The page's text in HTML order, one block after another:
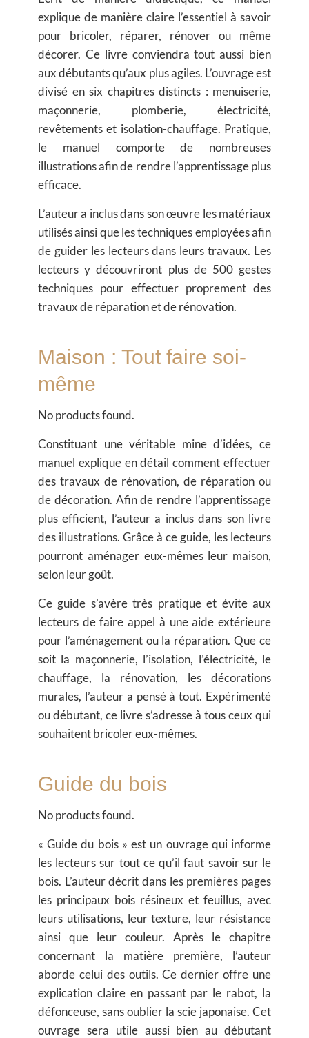
explique de manière claire l’essentiel à savoir
pour bricoler, réparer, rénover ou même
décorer. Ce livre conviendra tout aussi bien
aux débutants qu’aux plus agiles. L’ouvrage est
divisé en six chapitres distincts : menuiserie,
maçonnerie, plomberie, électricité,
revêtements et isolation-chauffage. Pratique,
le manuel comporte de nombreuses
illustrations afin de rendre l’apprentissage plus
efficace.
L’auteur a inclus dans son œuvre les matériaux
utilisés ainsi que les techniques employées afin
de guider les lecteurs dans leurs travaux. Les
lecteurs y découvriront plus de 500 gestes
techniques pour effectuer proprement des
travaux de réparation et de rénovation.
Maison : Tout faire soi-
même
No products found.
Constituant une véritable mine d’idées, ce
manuel explique en détail comment effectuer
des travaux de rénovation, de réparation ou
de décoration. Afin de rendre l’apprentissage
plus efficient, l’auteur a inclus dans son livre
des illustrations. Grâce à ce guide, les lecteurs
pourront aménager eux-mêmes leur maison,
selon leur goût.
Ce guide s’avère très pratique et évite aux
lecteurs de faire appel à une aide extérieure
pour l’aménagement ou la réparation. Que ce
soit la maçonnerie, l’isolation, l’électricité, le
chauffage, la rénovation, les décorations
murales, l’auteur a pensé à tout. Expérimenté
ou débutant, ce livre s’adresse à tous ceux qui
souhaitent bricoler eux-mêmes.
Guide du bois
No products found.
« Guide du bois » est un ouvrage qui informe
les lecteurs sur tout ce qu’il faut savoir sur le
bois. L’auteur décrit dans les premières pages
les principaux bois résineux et feuillus, avec
leurs utilisations, leur texture, leur résistance
ainsi que leur couleur. Après le chapitre
concernant la matière première, l’auteur
aborde celui des outils. Ce dernier offre une
explication claire en passant par le rabot, la
défonceuse, sans oublier la scie japonaise. Cet
ouvrage sera utile aussi bien au débutant